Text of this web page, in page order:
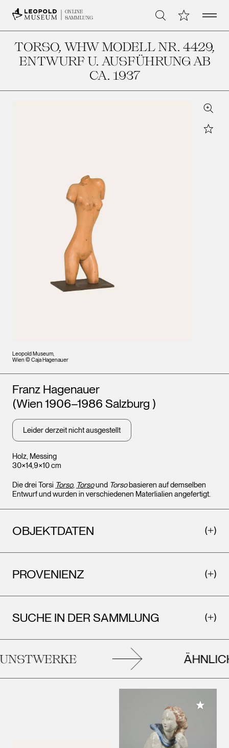
ONLINE
SAMMLUNG
Suche Meine Open
TORSO, WHW MODELL NR. 4429,
ENTWURF U. AUSFÜHRUNG AB
CA. 1937
Leopold Museum,
Wien © Caja Hagenauer
Zoom
Star
Holz, Messing
30×14,9×10 cm
Künstler*innen
Franz Hagenauer
(Wien 1906–1986 Salzburg )
Leider derzeit nicht ausgestellt
Die drei Torsi Torso, Torsound Torsobasieren auf demselben
Entwurf und wurden in verschiedenen Materlialien angefertigt.
OBJEKTDATEN
PROVENIENZ
SUCHE IN DER SAMMLUNG
Meiner